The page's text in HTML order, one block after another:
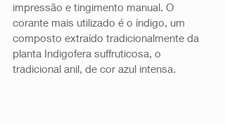
impressão e tingimento manual. O
corante mais utilizado é o índigo, um
composto extraído tradicionalmente da
planta Indigofera suffruticosa, o
tradicional anil, de cor azul intensa.